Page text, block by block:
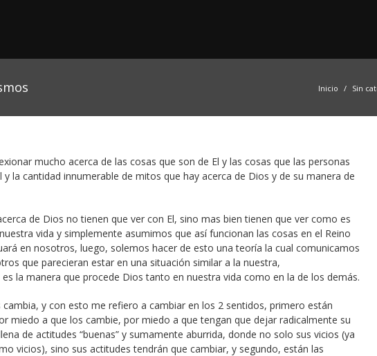
Inicio Sin
mucho acerca de las cosas que son de El y las cosas que las personas
la cantidad innumerable de mitos que hay acerca de Dios y de su manera de
de Dios no tienen que ver con El, sino mas bien tienen que ver como es
vida y simplemente asumimos que así funcionan las cosas en el Reino
en nosotros, luego, solemos hacer de esto una teoría la cual comunicamos
que parecieran estar en una situación similar a la nuestra,
la manera que procede Dios tanto en nuestra vida como en la de los demás.
y con esto me refiero a cambiar en los 2 sentidos, primero están
miedo a que los cambie, por miedo a que tengan que dejar radicalmente su
de actitudes “buenas” y sumamente aburrida, donde no solo sus vicios (ya
vicios), sino sus actitudes tendrán que cambiar, y segundo, están las